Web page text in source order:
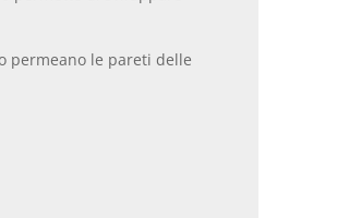
permeano le pareti delle